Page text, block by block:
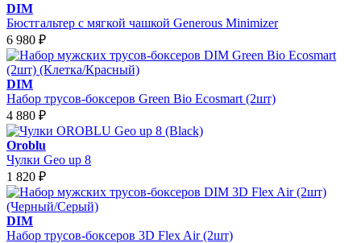
DIM
Бюстгальтер с мягкой чашкой Generous Minimizer
6 980 ₽
DIM
Набор трусов-боксеров Green Bio Ecosmart (2шт)
4 880 ₽
Oroblu
Чулки Geo up 8
1 820 ₽
DIM
Набор трусов-боксеров 3D Flex Air (2шт)